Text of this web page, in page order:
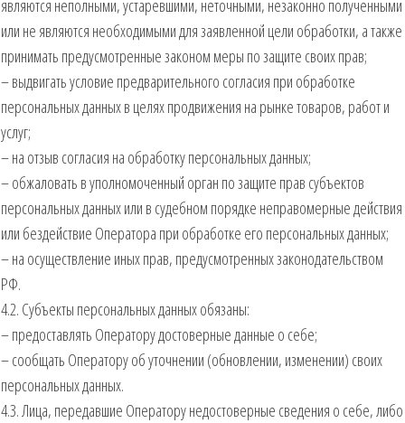
являются неполными, устаревшими, неточными, незаконно полученными
или не являются необходимыми для заявленной цели обработки, а также
принимать предусмотренные законом меры по защите своих прав;
– выдвигать условие предварительного согласия при обработке
персональных данных в целях продвижения на рынке товаров, работ и
услуг;
– на отзыв согласия на обработку персональных данных;
– обжаловать в уполномоченный орган по защите прав субъектов
персональных данных или в судебном порядке неправомерные действия
или бездействие Оператора при обработке его персональных данных;
– на осуществление иных прав, предусмотренных законодательством
РФ.
4.2. Субъекты персональных данных обязаны:
– предоставлять Оператору достоверные данные о себе;
– сообщать Оператору об уточнении (обновлении, изменении) своих
персональных данных.
4.3. Лица, передавшие Оператору недостоверные сведения о себе, либо